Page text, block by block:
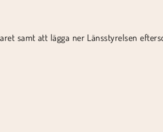
samt att lägga ner Länsstyrelsen